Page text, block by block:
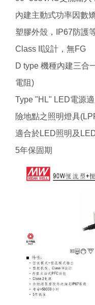
內建主動式功率因數
塑膠外殼，IP67防護
Class II設計，無FG
D type 機種內建三合
電阻)
Type "HL" LED電源
險地點之照明燈具
適合於LED照明及
5年保固期